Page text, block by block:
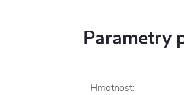
Parametry
Hmotnost: